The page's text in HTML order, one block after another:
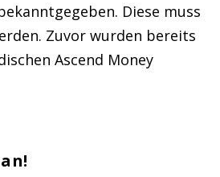
Diese muss
Zuvor wurden bereits
Ascend Money